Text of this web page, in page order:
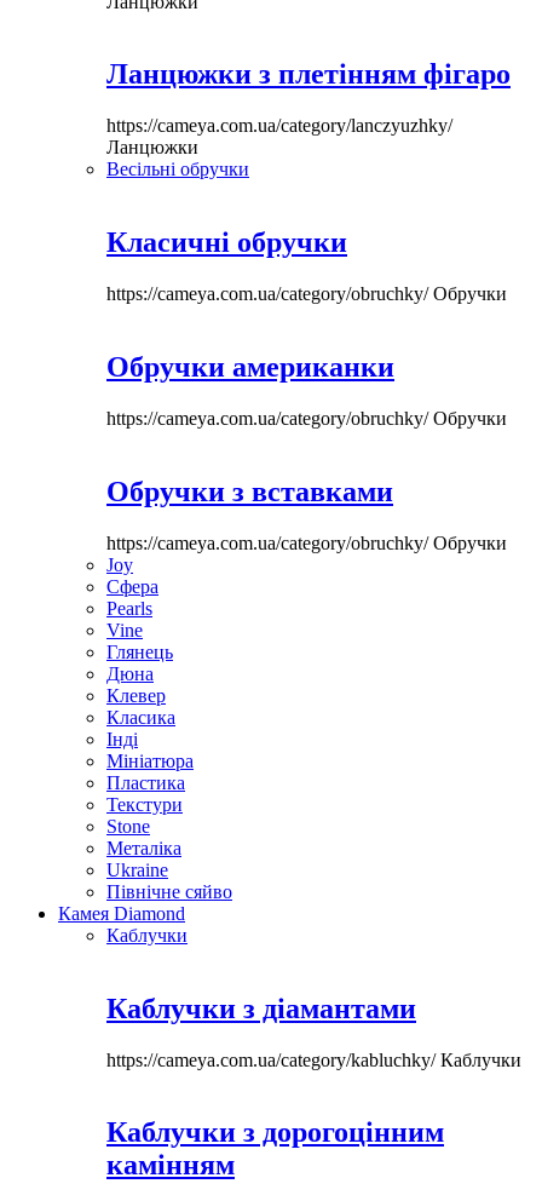
Ланцюжки з плетінням фігаро
https://cameya.com.ua/category/lanczyuzhky/
Ланцюжки
Весільні обручки
Класичні обручки
https://cameya.com.ua/category/obruchky/Обручки
Обручки американки
https://cameya.com.ua/category/obruchky/Обручки
Обручки з вставками
https://cameya.com.ua/category/obruchky/Обручки
Joy
Сфера
Pearls
Vine
Глянець
Дюна
Клевер
Класика
Інді
Мініатюра
Пластика
Текстури
Stone
Металіка
Ukraine
Північне сяйво
Камея Diamond
Каблучки
Каблучки з діамантами
https://cameya.com.ua/category/kabluchky/Каблучки
Каблучки з дорогоцінним
камінням